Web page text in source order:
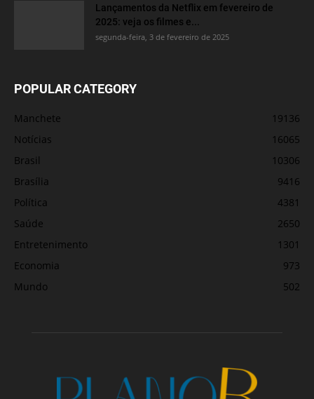
Lançamentos da Netflix em fevereiro de
2025: veja os filmes e...
segunda-feira, 3 de fevereiro de 2025
POPULAR CATEGORY
Manchete
19136
Notícias
16065
Brasil
10306
Brasília
9416
Política
4381
Saúde
2650
Entretenimento
1301
Economia
973
Mundo
502